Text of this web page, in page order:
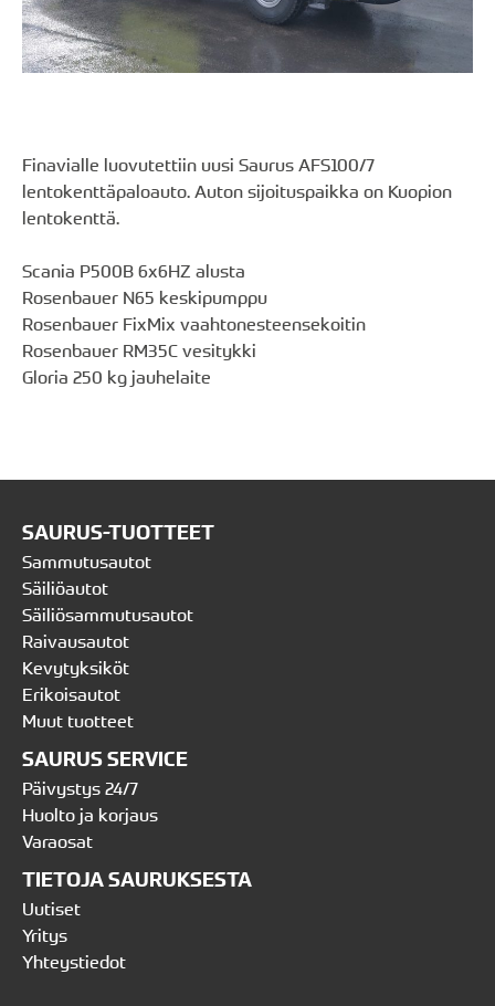
Finavialle luovutettiin uusi Saurus AFS100/7
lentokenttäpaloauto. Auton sijoituspaikka on Kuopion
lentokenttä.
Scania P500B 6x6HZ alusta
Rosenbauer N65 keskipumppu
Rosenbauer FixMix vaahtonesteensekoitin
Rosenbauer RM35C vesitykki
Gloria 250 kg jauhelaite
SAURUS-TUOTTEET
Sammutusautot
Säiliöautot
Säiliösammutusautot
Raivausautot
Kevytyksiköt
Erikoisautot
Muut tuotteet
SAURUS SERVICE
Päivystys 24/7
Huolto ja korjaus
Varaosat
TIETOJA SAURUKSESTA
Uutiset
Yritys
Yhteystiedot